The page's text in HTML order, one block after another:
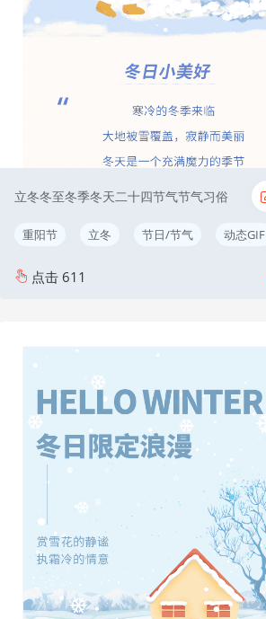
立冬冬至冬季冬天二十四节气节气习俗
重阳节 立冬 节日/节气 动态GIF
点击 611